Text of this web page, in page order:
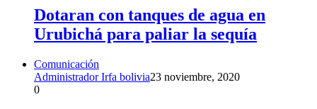
Dotaran con tanques de agua en
Urubichá para paliar la sequía
Comunicación
Administrador Irfa bolivia23 noviembre, 2020
0